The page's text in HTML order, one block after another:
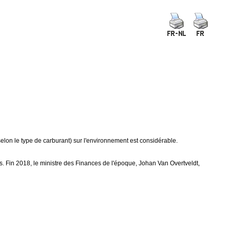
le type de carburant) sur l'environnement est considérable.
2018, le ministre des Finances de l'époque, Johan Van Overtveldt,